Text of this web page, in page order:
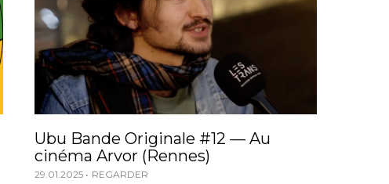
Ubu Bande Originale #12 — Au
cinéma Arvor (Rennes)
29.01.2025 REGARDER